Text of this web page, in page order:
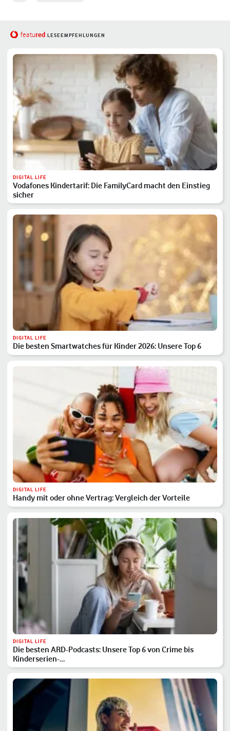
featured LESEEMPFEHLUNGEN
DIGITAL LIFE
Vodafones Kindertarif: Die FamilyCard macht den Einstieg
sicher
DIGITAL LIFE
Die besten Smartwatches für Kinder 2026: Unsere Top 6
DIGITAL LIFE
Handy mit oder ohne Vertrag: Vergleich der Vorteile
DIGITAL LIFE
Die besten ARD-Podcasts: Unsere Top 6 von Crime bis
Kinderserien-…